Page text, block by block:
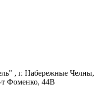
, г. Набережные Челны,
т Фоменко, 44В